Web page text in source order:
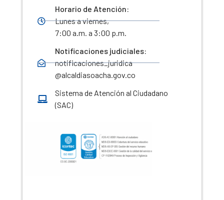
Horario de Atención:
Lunes a viernes,
7:00 a.m. a 3:00 p.m.
Notificaciones judiciales:
notificaciones_juridica
@alcaldiasoacha.gov.co
Sistema de Atención al Ciudadano
(SAC)